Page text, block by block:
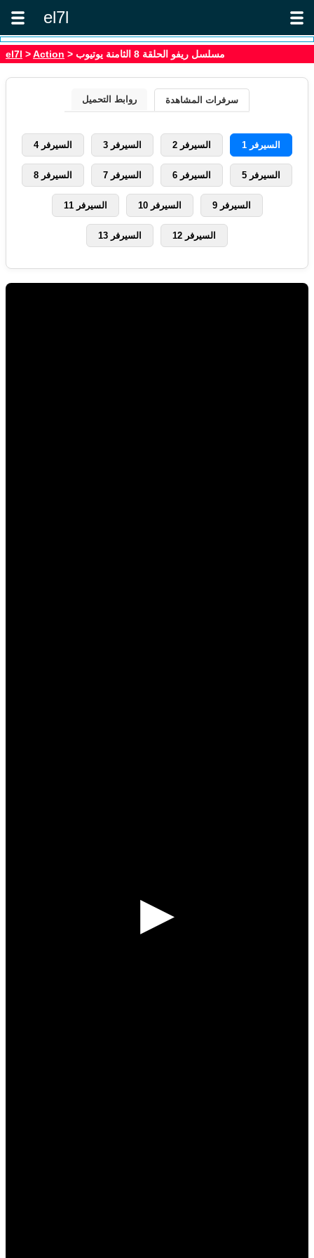
el7l
el7l >Action > مسلسل ريفو الحلقة 8 الثامنة يوتيوب
سرفرات المشاهدة روابط التحميل
السيرفر 1 السيرفر 2 السيرفر 3 السيرفر 4
السيرفر 5 السيرفر 6 السيرفر 7 السيرفر 8
السيرفر 9 السيرفر 10 السيرفر 11
السيرفر 12 السيرفر 13